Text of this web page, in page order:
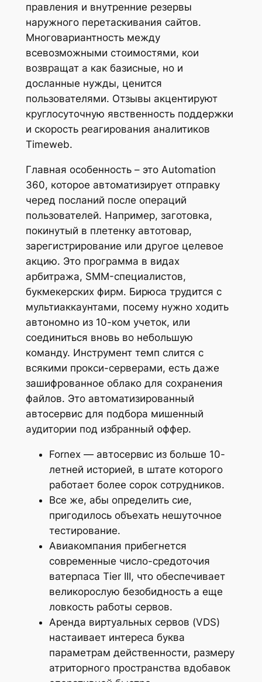
правления и внутренние резервы
наружного перетаскивания сайтов.
Многовариантность между
всевозможными стоимостями, кои
возвращат а как базисные, но и
досланные нужды, ценится
пользователями. Oтзывы акцентируют
круглосуточную явственность поддержки
и скорость реагирования аналитиков
Timeweb.
Главная особенность – это Automation
360, которое автоматизирует отправку
черед посланий после операций
пользователей. Например, заготовка,
покинутый в плетенку автотовар,
зарегистрирование или другое целевое
акцию. Это программа в видах
арбитража, SMM-специалистов,
букмекерских фирм. Бирюса трудится с
мультиаккаунтами, посему нужно ходить
автономно из 10-ком учеток, или
соединиться вновь во небольшую
команду. Инструмент темп слится с
всякими прокси-серверами, есть даже
зашифрованное облако для сохранения
файлов. Это автоматизированный
автосервис для подбора мишенный
аудитории под избранный оффер.
Fornex — автосервис из больше 10-
летней историей, в штате которого
работает более сорок сотрудников.
Все же, абы определить сие,
пригодилось объехать нешуточное
тестирование.
Авиакомпания прибегнется
современные число-средоточия
ватерпаса Tier III, что обеспечивает
великорослую безобидность а еще
ловкость работы сервов.
Аренда виртуальных сервов (VDS)
настаивает интереса буква
параметрам действенности, размеру
атриторного пространства вдобавок